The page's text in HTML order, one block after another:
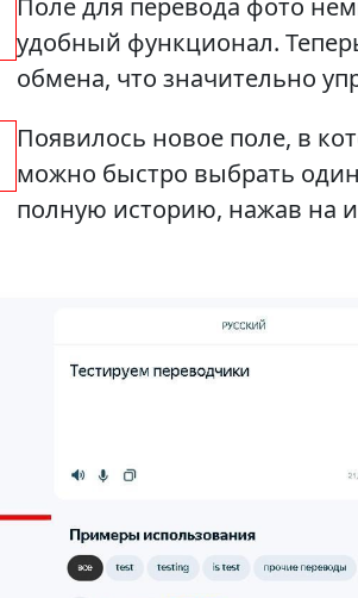
Поле для перевода фото
удобный функционал.
обмена, что значительно
Появилось новое поле, в
можно быстро выбрать
полную историю, нажав на